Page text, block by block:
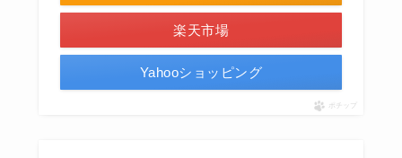
楽天市場
Yahooショッピング
ポチップ